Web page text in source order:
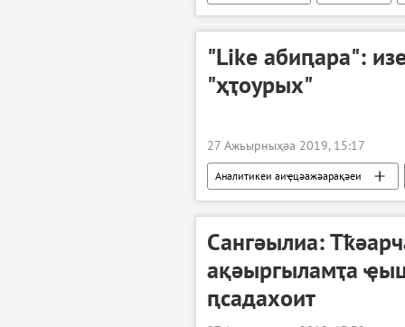
"Like абиԥара":
"ҳҭоурых"
27 Ажьырныҳәа 2019, 15:17
Аналитикеи аиҿцәажәарақәеи
Сангәылиа:
ақәыргыламҭа
ԥсадахоит